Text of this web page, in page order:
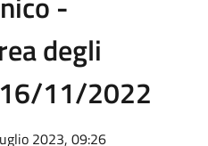
degli
11/2022
2023, 09:26